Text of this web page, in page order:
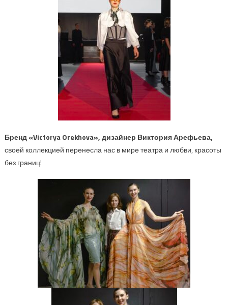
Бренд«VictoryaOrekhova»,дизайнер ВикторияАрефьева,
своей коллекцией перенесла нас в мире театра и любви, красоты
без границ!